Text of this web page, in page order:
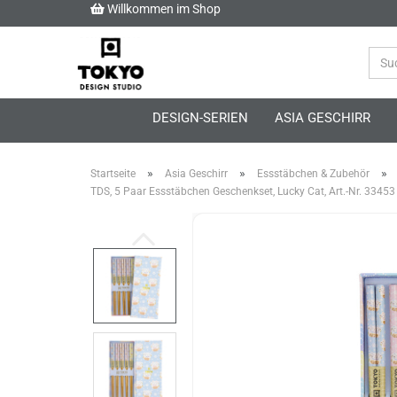
Willkommen im Shop
DESIGN-SERIEN ASIA GESCHIRR
Startseite » Asia Geschirr » Essstäbchen & Zubehör »
TDS, 5 Paar Essstäbchen Geschenkset, Lucky Cat, Art.-Nr. 33453